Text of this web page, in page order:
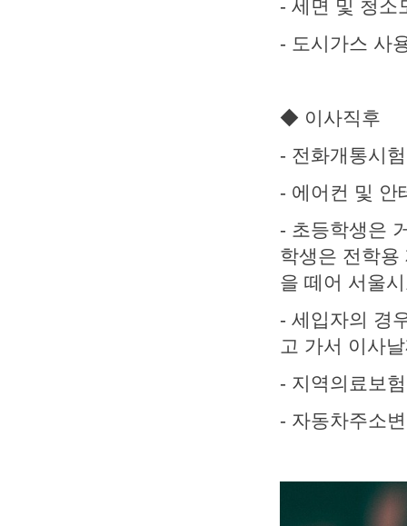
- 세면 및 청소
- 도시가스 사
◆ 이사직후
- 전화개통시험
- 에어컨 및 안
- 초등학생은
학생은 전학용
을 떼어 서울
- 세입자의 경
고 가서 이사
- 지역의료보
- 자동차주소